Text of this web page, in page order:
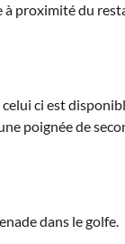
proximité du
ci est
poignée de
dans le golfe.